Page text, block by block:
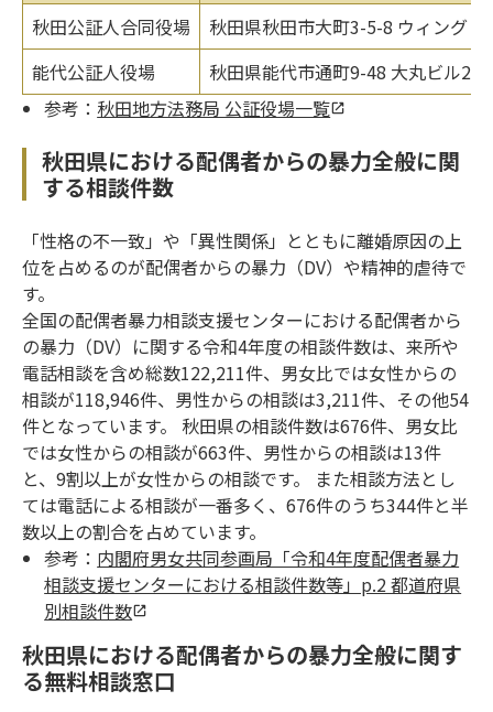
秋田公証人合同役場
秋田県秋田市大町3-5-8 ウィング・
能代公証人役場
秋田県能代市通町9-48 大丸ビル2階
参考： 秋田地方法務局 公証役場一覧
秋田県における配偶者からの暴力全般に関
する相談件数
「性格の不一致」や「異性関係」とともに離婚原因の上
位を占めるのが配偶者からの暴力（DV）や精神的虐待で
す。
全国の配偶者暴力相談支援センターにおける配偶者から
の暴力（DV）に関する令和4年度の相談件数は、来所や
電話相談を含め総数122,211件、男女比では女性からの
相談が118,946件、男性からの相談は3,211件、その他54
件となっています。 秋田県の相談件数は676件、男女比
では女性からの相談が663件、男性からの相談は13件
と、9割以上が女性からの相談です。 また相談方法とし
ては電話による相談が一番多く、676件のうち344件と半
数以上の割合を占めています。
参考： 内閣府男女共同参画局「令和4年度配偶者暴力
相談支援センターにおける相談件数等」p.2 都道府県
別相談件数
秋田県における配偶者からの暴力全般に関す
る無料相談窓口